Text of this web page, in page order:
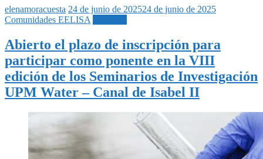
elenamoracuesta 24 de junio de 202524 de junio de 2025
Comunidades EELISA
Abierto el plazo de inscripción para
participar como ponente en la VIII
edición de los Seminarios de Investigación
UPM Water – Canal de Isabel II